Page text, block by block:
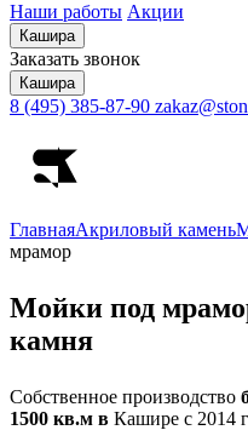
Наши работы Акции
Кашира
Заказать звонок
Кашира
8 (495) 385-87-90
ГлавнаяАкриловый камень
мрамор
Мойки под
камня
Собственное производство
1500 кв.м в Кашире с 2014